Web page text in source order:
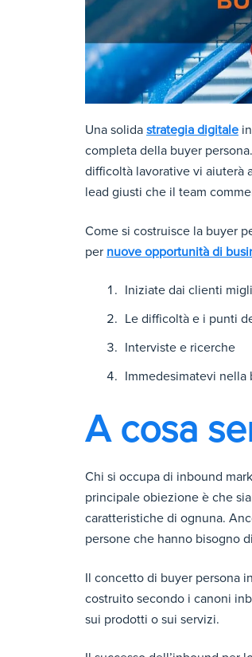
Una solida strategia digitale
completa della buyer
difficoltà lavorative vi aiuterà
lead giusti che il team
Come si costruisce la buyer
per nuove opportunità di
Iniziate dai clienti
Le difficoltà e i punti
Interviste e ricerche
Immedesimatevi nella
A cosa
Chi si occupa di inbound
principale obiezione è che
caratteristiche di ognuna.
persone che hanno bisogno
Il concetto di buyer persona
costruito secondo i canoni
sui prodotti o sui servizi.